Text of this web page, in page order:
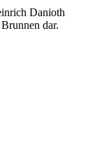
Danioth
dar.